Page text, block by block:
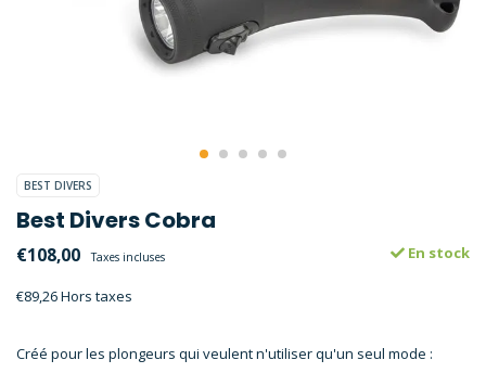
BEST DIVERS
Best Divers Cobra
€108,00 Taxes incluses
€89,26 Hors taxes
En stock
Créé pour les plongeurs qui veulent n'utiliser qu'un seul mode :